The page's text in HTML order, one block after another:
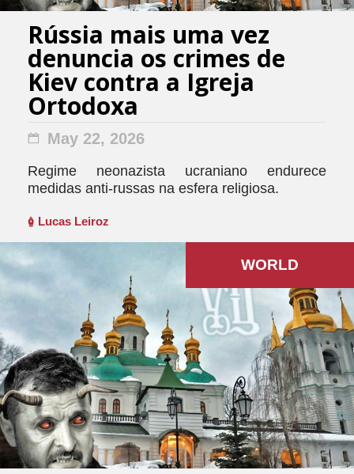
Rússia mais uma vez
denuncia os crimes de
Kiev contra a Igreja
Ortodoxa
May 22, 2026
Regime neonazista ucraniano endurece
medidas anti-russas na esfera religiosa.
Lucas Leiroz
WORLD